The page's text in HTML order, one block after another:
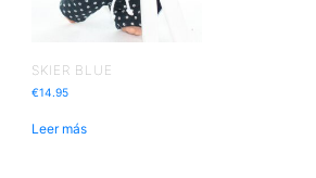
SKIER BLUE
€14.95
Leer más